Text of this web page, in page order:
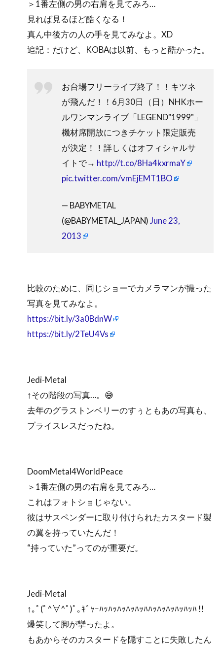
＞1番左側の男の右肩を見てみろ…
見れば見るほど酷くなる！
真ん中後方の人の手を見てみなよ。XD
追記：だけど、KOBAは以前、もっと酷かった。
お台場フリーライブ終了！！キツネ
が飛んだ！！6月30日（日）NHKホー
ルワンマンライブ「LEGEND"1999"」
機材席開放につきチケット限定販売
が決定！！詳しくはオフィシャルサ
イトで→ http://t.co/8Ha4kxrmaY
pic.twitter.com/vmEjEMT1BO
— BABYMETAL
(@BABYMETAL_JAPAN)June 23,
2013
比較のために、同じショーでカメラマンが撮った
写真を見てみなよ。
https://bit.ly/3a0BdnW
https://bit.ly/2TeU4Vs
Jedi-Metal
↑その階段の写真…。😅
去年のグラストンベリーのすぅともあの写真も、
プライスレスだったね。
DoomMetal4WorldPeace
＞1番左側の男の右肩を見てみろ…
これはフォトショじゃない。
彼はサスペンダーに取り付けられたカスタード製
の翼を持っていたんだ！
“持っていた”ってのが重要だ。
Jedi-Metal
↑｡ﾟ(ﾟ^∀^ﾟ)ﾟ｡ｷﾞｬｰﾊｯﾊｯﾊｯﾊｯﾊｯﾊﾊｯﾊｯﾊｯﾊｯﾊｯﾊ !!
爆笑して脚が攣ったよ。
もあからそのカスタードを隠すことに失敗したん